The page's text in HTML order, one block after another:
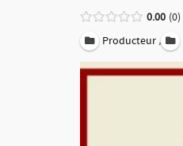
0.00 0
Producteur ,